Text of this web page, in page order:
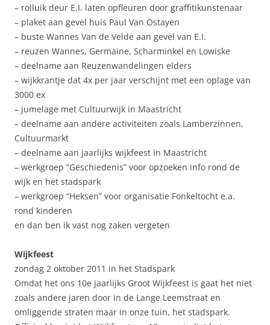
– rolluik deur E.I. laten opfleuren door graffitikunstenaar
– plaket aan gevel huis Paul Van Ostayen
– buste Wannes Van de Velde aan gevel van E.I.
– reuzen Wannes, Germaine, Scharminkel en Lowiske
– deelname aan Reuzenwandelingen elders
– wijkkrantje dat 4x per jaar verschijnt met een oplage van
3000 ex
– jumelage met Cultuurwijk in Maastricht
– deelname aan andere activiteiten zoals Lamberzinnen,
Cultuurmarkt
– deelname aan jaarlijks wijkfeest in Maastricht
– werkgroep “Geschiedenis” voor opzoeken info rond de
wijk en het stadspark
– werkgroep “Heksen” voor organisatie Fonkeltocht e.a.
rond kinderen
en dan ben ik vast nog zaken vergeten
Wijkfeest
zondag 2 oktober 2011 in het Stadspark
Omdat het ons 10e jaarlijks Groot Wijkfeest is gaat het niet
zoals andere jaren door in de Lange Leemstraat en
omliggende straten maar in onze tuin, het stadspark.